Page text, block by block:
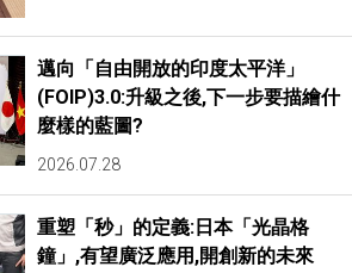
邁向「自由開放的印度太平洋」
(FOIP)3.0:升級之後,下一步要描繪什
麼樣的藍圖?
2026.07.28
重塑「秒」的定義:日本「光晶格
鐘」,有望廣泛應用,開創新的未來